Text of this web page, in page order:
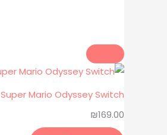
Super Mario Odyssey Switch
₪169.00